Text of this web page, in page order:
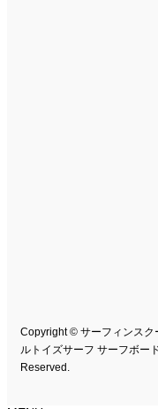
Copyright © サーフィンスク
ルトイズサーフ サーフボー
Reserved.